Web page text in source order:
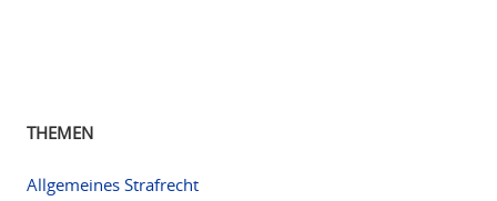
THEMEN
Allgemeines Strafrecht